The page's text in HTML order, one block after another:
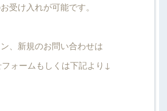
受け入れが可能です。
、新規のお問い合わせは
ォームもしくは下記より↓